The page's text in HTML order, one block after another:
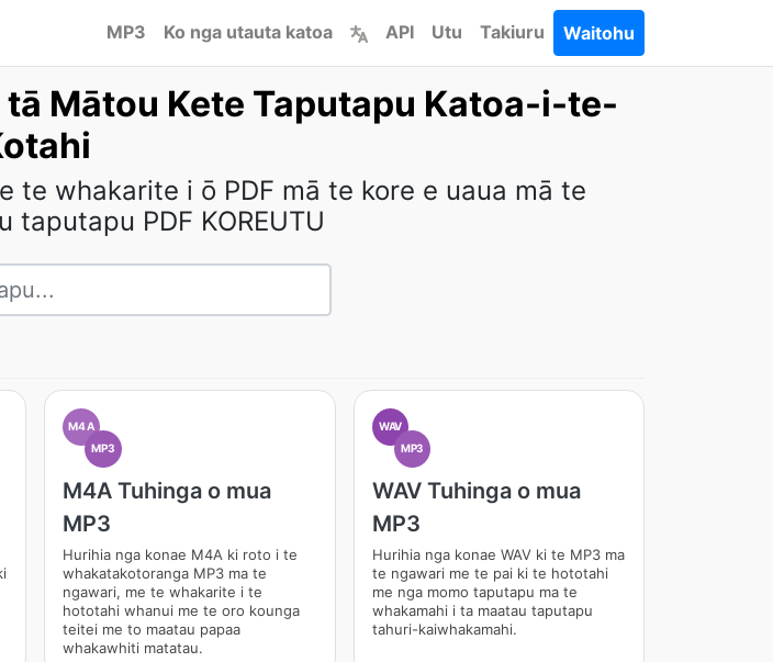
MP3 Ko nga utauta katoa API Utu Takiuru Waitohu
tā Mātou Kete Taputapu Katoa-i-te-
te whakarite i ō PDF mā te kore e uaua mā te
taputapu PDF KOREUTU
M4A
MP3
M4A Tuhinga o mua
MP3
Hurihia nga konae M4A ki roto i te
whakatakotoranga MP3 ma te
ngawari, me te whakarite i te
hototahi whanui me te oro kounga
teitei me to maatau papaa
whakawhiti matatau.
WAV
MP3
WAV Tuhinga o mua
MP3
Hurihia nga konae WAV ki te MP3 ma
te ngawari me te pai ki te hototahi
me nga momo taputapu ma te
whakamahi i ta maatau taputapu
tahuri-kaiwhakamahi.